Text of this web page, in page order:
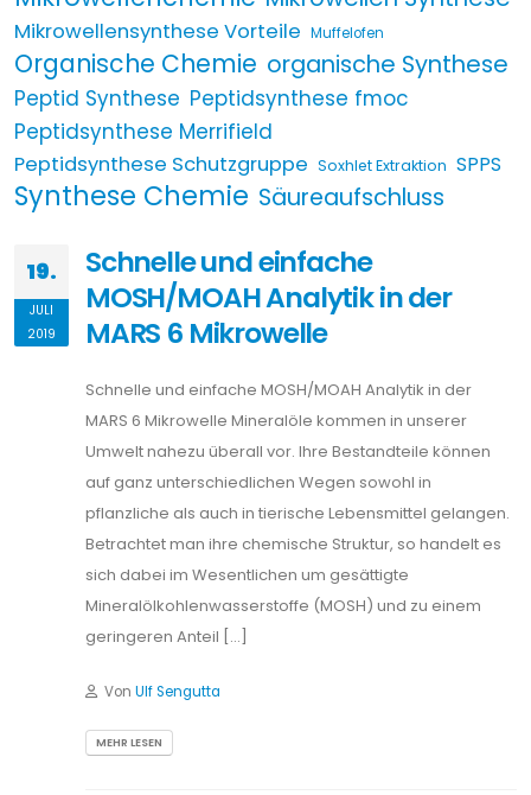
Mikrowellensynthese Vorteile Muffelofen
Organische Chemie organische Synthese
Peptid Synthese Peptidsynthese fmoc
Peptidsynthese Merrifield
Peptidsynthese Schutzgruppe Soxhlet Extraktion SPPS
Synthese Chemie Säureaufschluss
19.
JULI
2019
Schnelle und einfache
MOSH/MOAH Analytik in der
MARS 6 Mikrowelle
Schnelle und einfache MOSH/MOAH Analytik in der
MARS 6 Mikrowelle Mineralöle kommen in unserer
Umwelt nahezu überall vor. Ihre Bestandteile können
auf ganz unterschiedlichen Wegen sowohl in
pflanzliche als auch in tierische Lebensmittel gelangen.
Betrachtet man ihre chemische Struktur, so handelt es
sich dabei im Wesentlichen um gesättigte
Mineralölkohlenwasserstoffe (MOSH) und zu einem
geringeren Anteil […]
Von Ulf Sengutta
MEHR LESEN